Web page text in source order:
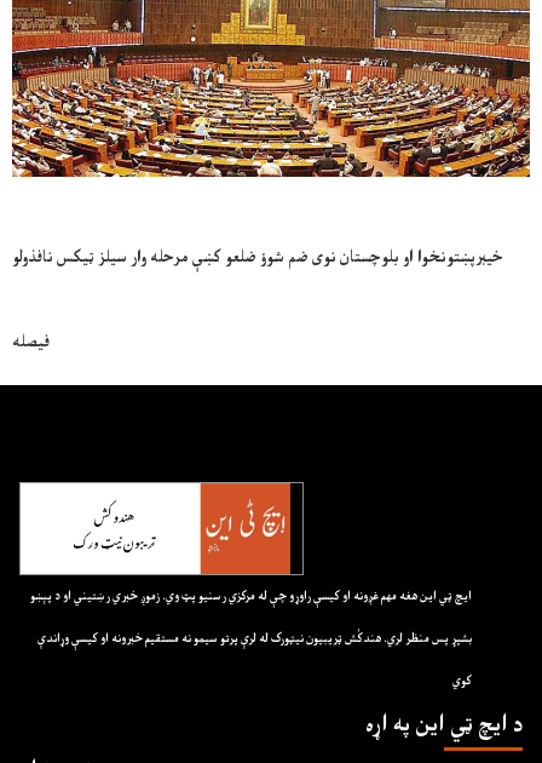
خیبرپښتونخوا او بلوچستان نوی ضم شوؤ ضلعو کښې مرحله وار سيلز ټيکس نافذولو
فيصله
ايچ ټي اين هغه مهم غږونه او کيسې راوړو چې له مرکزي رسنيو پټ وي. زموږ خبري رښتيني او د پېښو
بشپړ پس منظر لري. هندکُش ټريبيون نيټورک له لرې پرتو سيمو نه مستقيم خبرونه او کيسې وړاندې
کوي
د ايچ ټي اين په اړه